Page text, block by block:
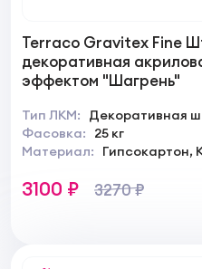
Terraco Gravitex Fine
декоративная
эффектом "Шагрень"
Тип ЛКМ:
Декоративная
Фасовка:
25 кг
Материал:
Гипсокартон,
3100 ₽ 3270 ₽